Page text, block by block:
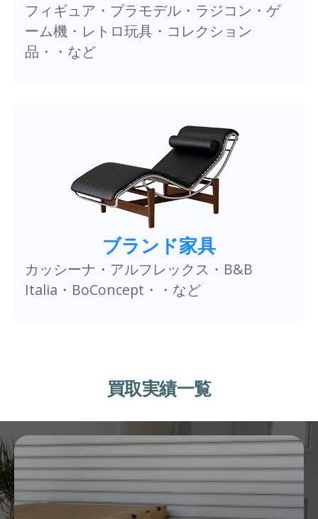
フィギュア・プラモデル・ラジコン・ゲ
ーム機・レトロ玩具・コレクション
品・・など
ブランド家具
カッシーナ・アルフレックス・B&B
Italia・BoConcept・・など
買取実績一覧